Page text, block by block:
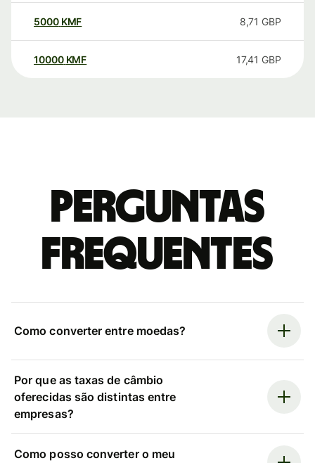
5000 KMF 8,71 GBP
10000 KMF 17,41 GBP
Perguntas
frequentes
Como converter entre moedas?
Por que as taxas de câmbio
oferecidas são distintas entre
empresas?
Como posso converter o meu